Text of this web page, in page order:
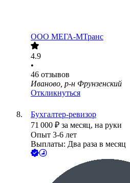
ООО МЕГА-МТранс
4.9
•
46 отзывов
Иваново, р-н Фрунзенский
Откликнуться
Бухгалтер-ревизор
71 000 ₽ за месяц, на руки
Опыт 3-6 лет
Выплаты: Два раза в месяц